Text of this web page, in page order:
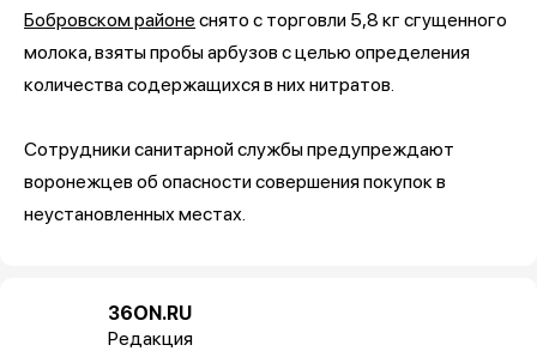
Бобровском районе снято с торговли 5,8 кг сгущенного
молока, взяты пробы арбузов с целью определения
количества содержащихся в них нитратов.
Сотрудники санитарной службы предупреждают
воронежцев об опасности совершения покупок в
неустановленных местах.
36ON.RU
Редакция